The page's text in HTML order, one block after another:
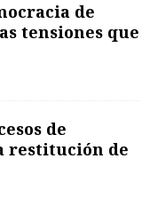
de
tensiones que
de
restitución de